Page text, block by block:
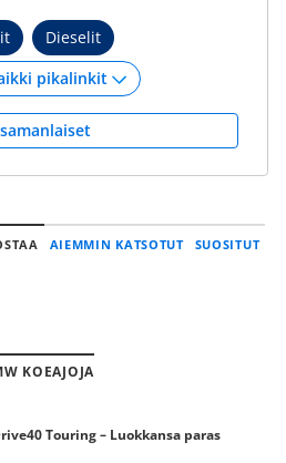
Dieselit
AIEMMIN KATSOTUT SUOSITUT
KOEAJOJA
Touring – Luokkansa paras